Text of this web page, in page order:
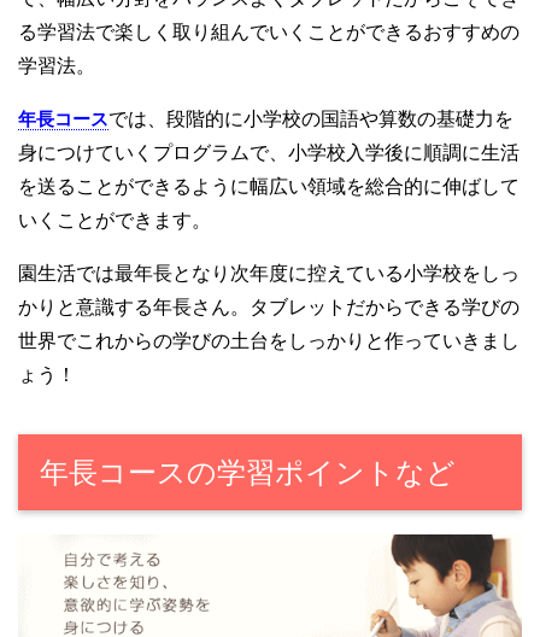
る学習法で楽しく取り組んでいくことができるおすすめの
学習法。
年長コースでは、段階的に小学校の国語や算数の基礎力を
身につけていくプログラムで、小学校入学後に順調に生活
を送ることができるように幅広い領域を総合的に伸ばして
いくことができます。
園生活では最年長となり次年度に控えている小学校をしっ
かりと意識する年長さん。タブレットだからできる学びの
世界でこれからの学びの土台をしっかりと作っていきまし
ょう！
年長コースの学習ポイントなど